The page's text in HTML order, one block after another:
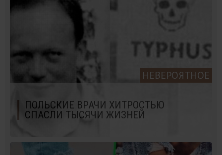
НЕВЕРОЯТНОЕ
ПОЛЬСКИЕ ВРАЧИ ХИТРОСТЬЮ
СПАСЛИ ТЫСЯЧИ ЖИЗНЕЙ